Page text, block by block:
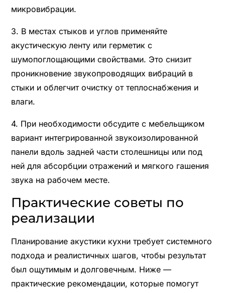
микровибрации.
3. В местах стыков и углов применяйте
акустическую ленту или герметик с
шумопоглощающими свойствами. Это снизит
проникновение звукопроводящих вибраций в
стыки и облегчит очистку от теплоснабжения и
влаги.
4. При необходимости обсудите с мебельщиком
вариант интегрированной звукоизолированной
панели вдоль задней части столешницы или под
ней для абсорбции отражений и мягкого гашения
звука на рабочем месте.
Практические советы по
реализации
Планирование акустики кухни требует системного
подхода и реалистичных шагов, чтобы результат
был ощутимым и долговечным. Ниже —
практические рекомендации, которые помогут